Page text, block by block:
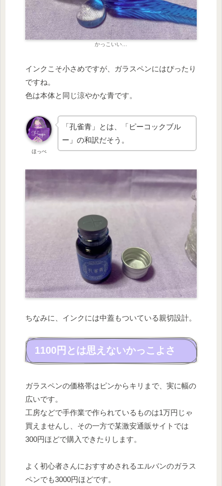
かっこいい…
インクこそ小さめですが、ガラスペンにはぴったり
ですね。
色は本体と同じ涼やかな青です。
ほっぺ
「孔雀青」とは、「ピーコックブル
ー」の和訳だそう。
ちなみに、インクには中蓋もついている親切設計。
1100円とは思えないかっこよさ
ガラスペンの価格帯はピンからキリまで、実に幅の
広いです。
工房などで手作業で作られているものは1万円じゃ
買えませんし、その一方で某激安通販サイトでは
300円ほどで購入できたりします。
よく初心者さんにおすすめされるエルバンのガラス
ペンでも3000円ほどです。